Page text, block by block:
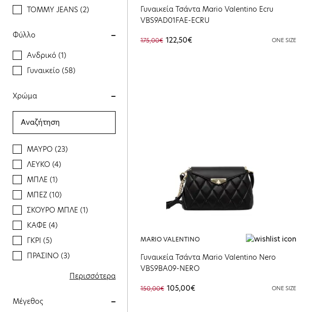
TOMMY JEANS (2)
Φύλλο
Ανδρικό (1)
Γυναικείο (58)
Χρώμα
ΜΑΥΡΟ (23)
ΛΕΥΚΟ (4)
ΜΠΛΕ (1)
ΜΠΕΖ (10)
ΣΚΟΥΡΟ ΜΠΛΕ (1)
ΚΑΦΕ (4)
ΓΚΡΙ (5)
ΠΡΑΣΙΝΟ (3)
ΤΑΜΠΑ (1)
Περισσότερα
Μέγεθος
Γυναικεία Τσάντα Mario Valentino Ecru
VBS9AD01FAE-ECRU
175,00€ 122,50€ ONE SIZE
MARIO VALENTINO
Γυναικεία Τσάντα Mario Valentino Nero
VBS9BA09-NERO
150,00€ 105,00€ ONE SIZE